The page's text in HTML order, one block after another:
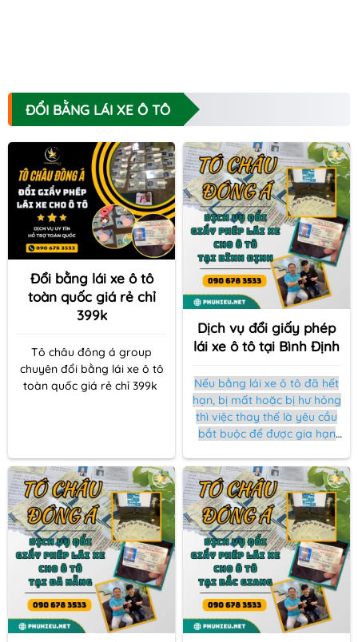
ĐỔI BẰNG LÁI XE Ô TÔ
Đổi bằng lái xe ô tô
toàn quốc giá rẻ chỉ
399k
Tô châu đông á group
chuyên đổi bằng lái xe ô tô
toàn quốc giá rẻ chỉ 399k
Dịch vụ đổi giấy phép
lái xe ô tô tại Bình Định
Nếu bằng lái xe ô tô đã hết
hạn, bị mất hoặc bị hư hỏng
thì việc thay thế là yêu cầu
bắt buộc để được gia hạn
một số trường hợp, chủ xe
nên lấy bằng lái xe mới để
tránh phải thi lại hoặc bị
phạt vì lái xe trái luật trên
đường.